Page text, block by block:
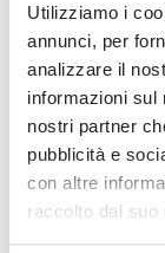
Utilizziamo i
annunci, per
analizzare il
informazioni sul
nostri partner
pubblicità e
con altre
raccolto dal suo
stile: una
comfort, materia
Il prodotto
1 sciarpa
Dettagli
• Tipologia
• Composizione:
• Misura: 35x190
• Peso indicato:
• Colori